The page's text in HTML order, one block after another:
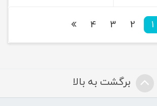
1
2
3
4
برگشت به بالا